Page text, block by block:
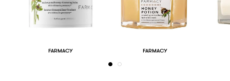
FARMACY FARMACY